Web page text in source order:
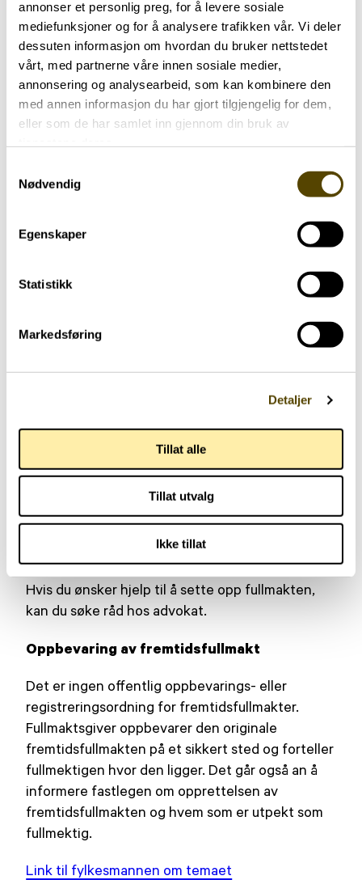
annonser et personlig preg, for å levere sosiale
mediefunksjoner og for å analysere trafikken vår. Vi deler
dessuten informasjon om hvordan du bruker nettstedet
vårt, med partnerne våre innen sosiale medier,
annonsering og analysearbeid, som kan kombinere den
med annen informasjon du har gjort tilgjengelig for dem,
eller som de har samlet inn gjennom din bruk av
Nødvendig
Egenskaper
Statistikk
Markedsføring
Detaljer
Tillat alle
Tillat utvalg
Ikke tillat
Hvem kan opprette fremtidsfullmakt?
En fremtidsfullmakt kan opprettes av enhver
person som har fylt 18 år og som forstår
fullmaktens betydning. Dersom den som
oppretter fullmakten kan ha kognitiv svikt,
dokumentere at fullmaktsgiver forstår innholdet
Gyldighet
For at fremtidsfullmakten skal være gyldig må
den være skriftlig. Fremtidsfullmakten må
18 år og bør ikke ha egeninteresse i opprettelsen
eller barnebarn kan ikke undertegne som vitner.
når de signerer fullmakten.
Lage selv eller få hjelp?
lage en fremtidsfullmakt. Fremtidsfullmakten kan
skrives av fullmaktsgiver selv.
Hvis du ønsker hjelp til å sette opp fullmakten,
kan du søke råd hos advokat.
Oppbevaring av fremtidsfullmakt
Det er ingen offentlig oppbevarings- eller
registreringsordning for fremtidsfullmakter.
Fullmaktsgiver oppbevarer den originale
fremtidsfullmakten på et sikkert sted og forteller
fullmektigen hvor den ligger. Det går også an å
informere fastlegen om opprettelsen av
fremtidsfullmakten og hvem som er utpekt som
fullmektig.
Link til fylkesmannen om temaet